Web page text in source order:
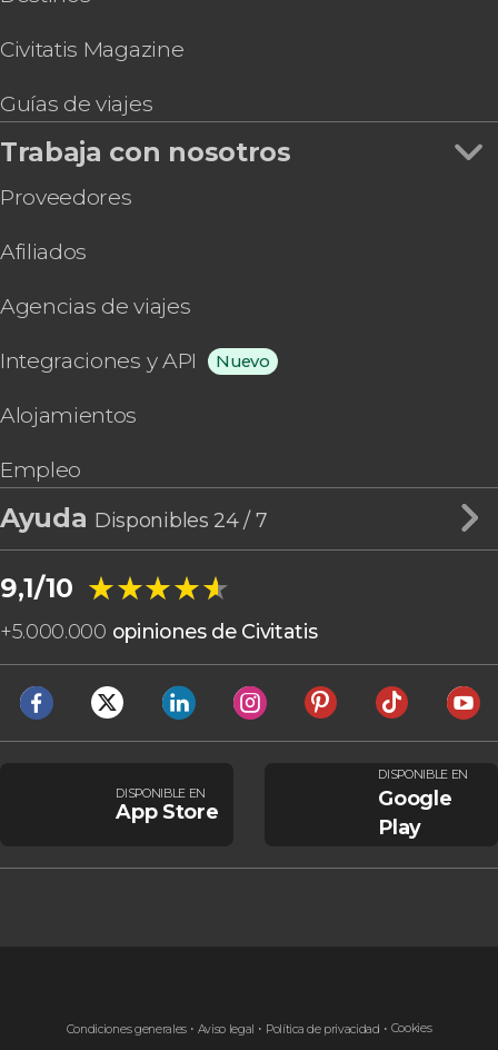
Civitatis Magazine
Guías de viajes
Trabaja con nosotros
Proveedores
Afiliados
Agencias de viajes
Integraciones y API Nuevo
Alojamientos
Empleo
Ayuda Disponibles 24 / 7
9,1/10 ★★★★★
★★★★★
+5.000.000 opiniones de Civitatis
DISPONIBLE EN
App Store
DISPONIBLE EN
Google
Play
Condiciones generales Aviso legal Política de privacidad Cookies